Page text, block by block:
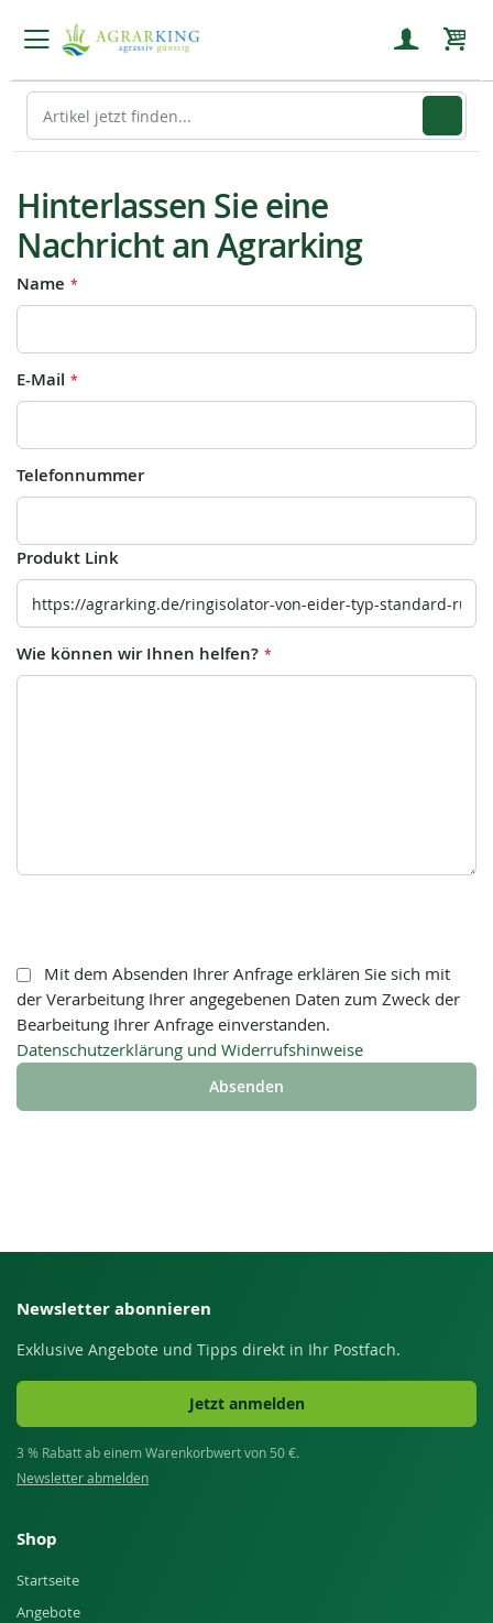
Hinterlassen Sie eine
Nachricht an Agrarking
Name
E-Mail
Telefonnummer
Produkt Link
Wie können wir Ihnen helfen?
Mit dem Absenden Ihrer Anfrage erklären Sie sich mit
der Verarbeitung Ihrer angegebenen Daten zum Zweck der
Bearbeitung Ihrer Anfrage einverstanden.
Datenschutzerklärung und Widerrufshinweise
Absenden
Newsletter abonnieren
Exklusive Angebote und Tipps direkt in Ihr Postfach.
Jetzt anmelden
3 % Rabatt ab einem Warenkorbwert von 50 €.
Newsletter abmelden
Shop
Startseite
Angebote